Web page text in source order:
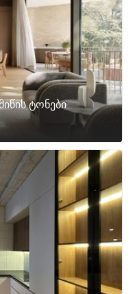
ტონები